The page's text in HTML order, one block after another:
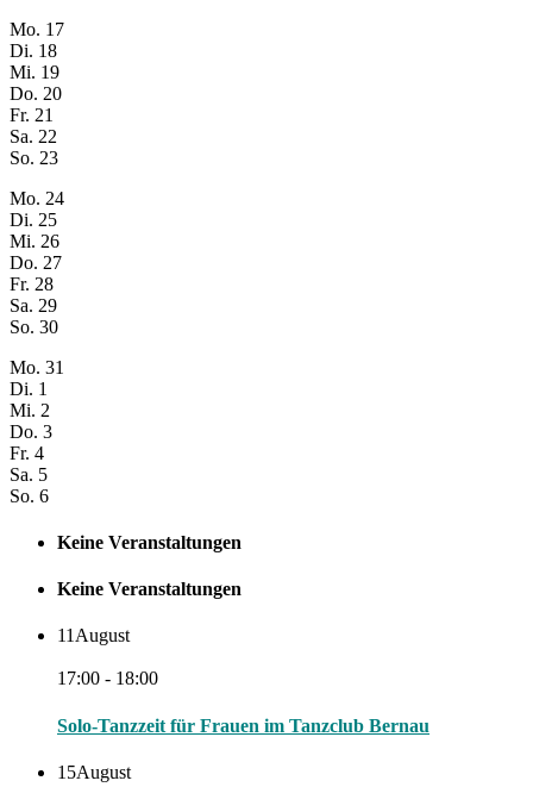
Mo. 17
Di. 18
Mi. 19
Do. 20
Fr. 21
Sa. 22
So. 23
Mo. 24
Di. 25
Mi. 26
Do. 27
Fr. 28
Sa. 29
So. 30
Mo. 31
Di. 1
Mi. 2
Do. 3
Fr. 4
Sa. 5
So. 6
Keine Veranstaltungen
Keine Veranstaltungen
11August
17:00 - 18:00
Solo-Tanzzeit für Frauen im Tanzclub Bernau
15August